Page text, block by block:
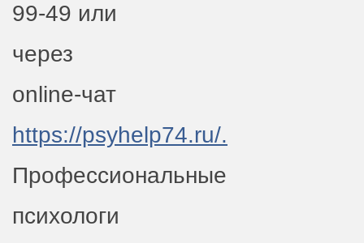
99-49 или
через
online-чат
https://psyhelp74.ru/.
Профессиональные
психологи